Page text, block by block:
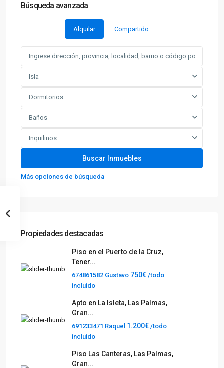
Búsqueda avanzada
Alquilar Compartido
Isla
Dormitorios
Baños
Inquilinos
Más opciones de búsqueda
Propiedades destacadas
Piso en el Puerto de la Cruz,
Tener...
674861582 Gustavo 750€ /todo
incluido
Apto en La Isleta, Las Palmas,
Gran...
691233471 Raquel 1.200€ /todo
incluido
Piso Las Canteras, Las Palmas,
Gran...